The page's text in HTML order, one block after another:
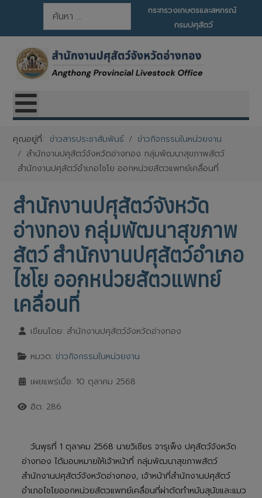
การค้นหา
กระทรวงเกษตรและสหกรณ์
กรมปศุสัตว์
คุณอยู่ที่: ข่าวสารประชาสัมพันธ์
ข่าวกิจกรรมในหน่วยงาน
สำนักงานปศุสัตว์จังหวัดอ่างทอง กลุ่มพัฒนาสุขภาพสัตว์
สำนักงานปศุสัตว์อำเภอไชโย ออกหน่วยสัตวแพทย์เคลื่อนที่
สำนักงานปศุสัตว์จังหวัด
อ่างทอง กลุ่มพัฒนาสุขภาพ
สัตว์ สำนักงานปศุสัตว์อำเภอ
ไชโย ออกหน่วยสัตวแพทย์
เคลื่อนที่
เขียนโดย: สำนักงานปศุสัตว์จังหวัดอ่างทอง
หมวด: ข่าวกิจกรรมในหน่วยงาน
เผยแพร่เมื่อ: 10 ตุลาคม 2568
ฮิต: 286
วันพุธที่ 1 ตุลาคม 2568 นายวิเชียร จารุเพ็ง ปศุสัตว์จังหวัด
อ่างทอง ได้มอบหมายให้เจ้าหน้าที่ กลุ่มพัฒนาสุขภาพสัตว์
สำนักงานปศุสัตว์จังหวัดอ่างทอง, เจ้าหน้าที่สำนักงานปศุสัตว์
อำเภอไชโยออกหน่วยสัตวแพทย์เคลื่อนที่ผ่าตัดทำหมันสุนัขและแมว